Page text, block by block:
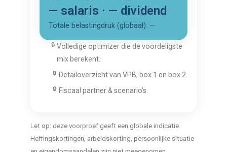
— salaris · — dividend
Totale belastingdruk (globaal): —
🔒 Volledige optimizer die de voordeligste
mix berekent.
🔒 Detailoverzicht van VPB, box 1 en box 2.
🔒 Fiscaal partner & scenario’s.
Let op: deze voorproef geeft een globale indicatie.
Heffingskortingen, arbeidskorting, persoonlijke situatie